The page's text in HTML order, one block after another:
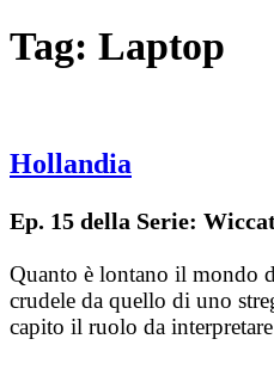
Tag: Laptop
Hollandia
Ep. 15 della Serie:
Quanto è lontano il mondo
crudele da quello di uno
capito il ruolo da